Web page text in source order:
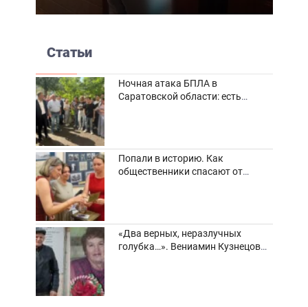
Статьи
Ночная атака БПЛА в
Саратовской области: есть
Попали в историю. Как
общественники спасают от
«Два верных, неразлучных
голубка…». Вениамин Кузнецов